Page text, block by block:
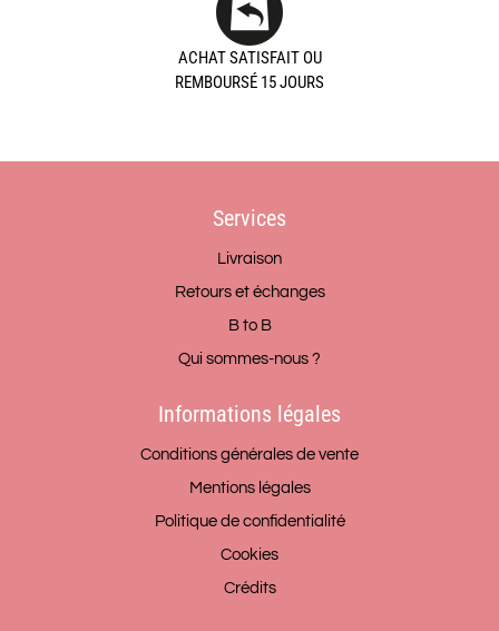
ACHAT SATISFAIT OU
REMBOURSÉ 15 JOURS
Services
Livraison
Retours et échanges
B to B
Qui sommes-nous ?
Informations légales
Conditions générales de vente
Mentions légales
Politique de confidentialité
Cookies
Crédits